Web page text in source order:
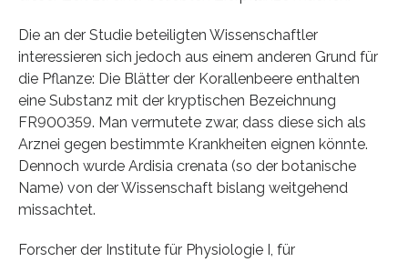
Die an der Studie beteiligten Wissenschaftler
interessieren sich jedoch aus einem anderen Grund für
die Pflanze: Die Blätter der Korallenbeere enthalten
eine Substanz mit der kryptischen Bezeichnung
FR900359. Man vermutete zwar, dass diese sich als
Arznei gegen bestimmte Krankheiten eignen könnte.
Dennoch wurde Ardisia crenata (so der botanische
Name) von der Wissenschaft bislang weitgehend
missachtet.
Forscher der Institute für Physiologie I, für